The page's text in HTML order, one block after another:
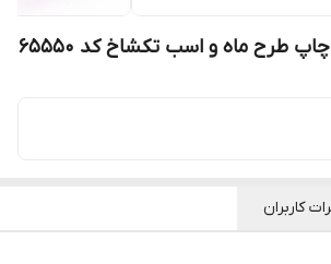
طرح ماه و اسب تکشاخ کد 65550
کاربران